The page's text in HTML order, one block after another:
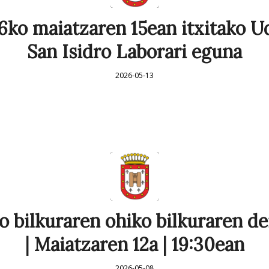
maiatzaren 15ean itxitako
San Isidro Laborari eguna
2026-05-13
bilkuraren ohiko bilkuraren
| Maiatzaren 12a | 19:30ean